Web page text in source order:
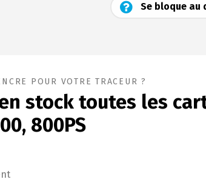
Se bloque au
POUR VOTRE TRACEUR ?
stock toutes les
800PS